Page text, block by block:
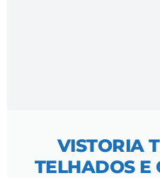
VISTORIA
TELHADOS E